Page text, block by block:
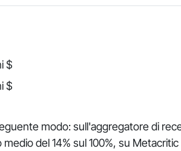
$
$
modo: sull'aggregatore di
del 14% sul 100%, su